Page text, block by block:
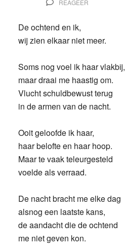
REAGEER
De ochtend en ik,
wij zien elkaar niet meer.
Soms nog voel ik haar vlakbij,
maar draai me haastig om.
Vlucht schuldbewust terug
in de armen van de nacht.
Ooit geloofde ik haar,
haar belofte en haar hoop.
Maar te vaak teleurgesteld
voelde als verraad.
De nacht bracht me elke dag
alsnog een laatste kans,
de aandacht die de ochtend
me niet geven kon.